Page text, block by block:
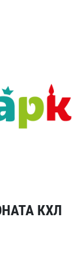
КХЛ